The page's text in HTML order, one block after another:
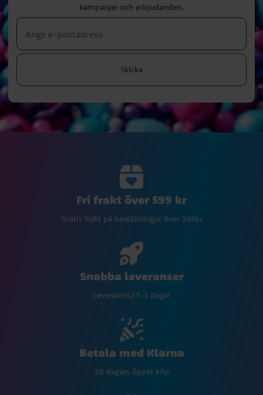
kampanjer och erbjudanden.
Skicka
Fri frakt över 599 kr
Gratis frakt på beställningar över 599kr
Snabba leveranser
Leveranstid 1-3 dagar
Betala med Klarna
30 dagars öppet köp